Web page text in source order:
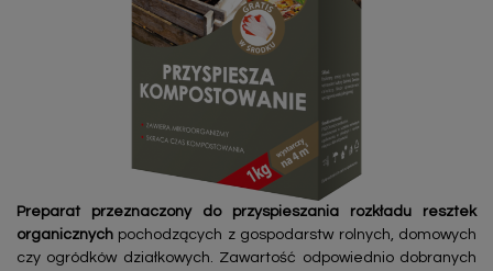
Preparat przeznaczony do przyspieszania rozkładu resztek
organicznych pochodzących z gospodarstw rolnych, domowych
czy ogródków działkowych. Zawartość odpowiednio dobranych